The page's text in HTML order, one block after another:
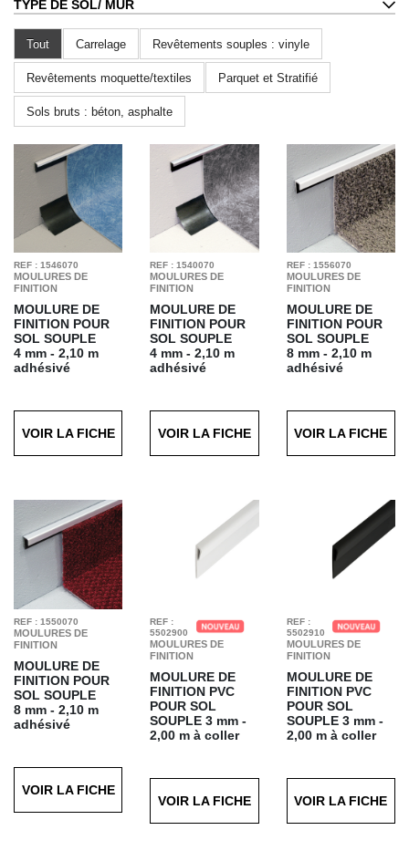
TYPE DE SOL/ MUR
Tout Carrelage Revêtements souples : vinyle
Revêtements moquette/textiles Parquet et Stratifié
Sols bruts : béton, asphalte
REF : 1546070
MOULURES DE
FINITION
MOULURE DE
FINITION POUR
SOL SOUPLE
4 mm - 2,10 m
adhésivé
VOIR LA FICHE
REF : 1540070
MOULURES DE
FINITION
MOULURE DE
FINITION POUR
SOL SOUPLE
4 mm - 2,10 m
adhésivé
VOIR LA FICHE
REF : 1556070
MOULURES DE
FINITION
MOULURE DE
FINITION POUR
SOL SOUPLE
8 mm - 2,10 m
adhésivé
VOIR LA FICHE
REF : 1550070
MOULURES DE
FINITION
MOULURE DE
FINITION POUR
SOL SOUPLE
8 mm - 2,10 m
adhésivé
VOIR LA FICHE
REF :
5502900
MOULURES DE
FINITION
MOULURE DE
FINITION PVC
POUR SOL
SOUPLE 3 mm -
2,00 m à coller
VOIR LA FICHE
REF :
5502910
MOULURES DE
FINITION
MOULURE DE
FINITION PVC
POUR SOL
SOUPLE3 mm -
2,00 m à coller
VOIR LA FICHE